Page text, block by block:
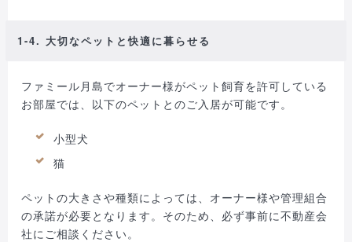
1-4. 大切なペットと快適に暮らせる
ファミール月島でオーナー様がペット飼育を許可している
お部屋では、以下のペットとのご入居が可能です。
小型犬
猫
ペットの大きさや種類によっては、オーナー様や管理組合
の承諾が必要となります。そのため、必ず事前に不動産会
社にご相談ください。